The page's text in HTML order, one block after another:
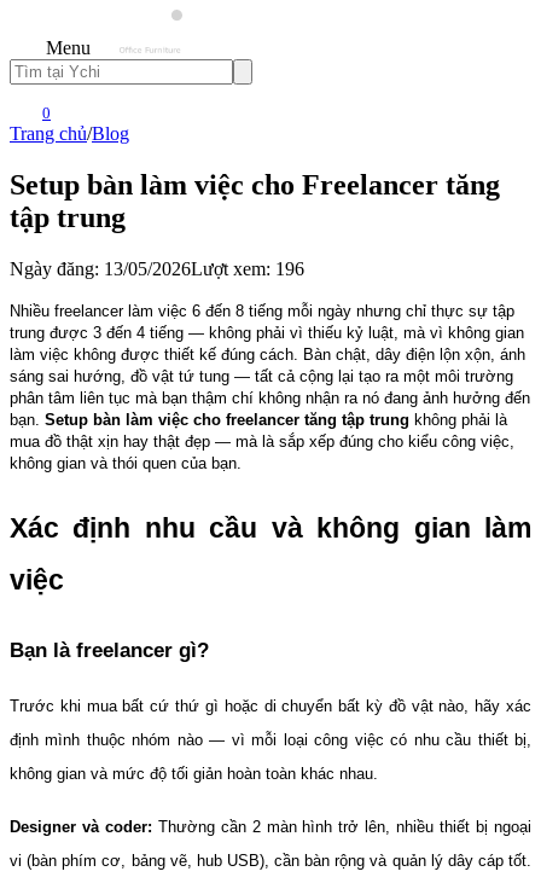
Menu
0
Trang chủ/Blog
Setup bàn làm việc cho Freelancer tăng
tập trung
Ngày đăng: 13/05/2026Lượt xem: 196
Nhiều freelancer làm việc 6 đến 8 tiếng mỗi ngày nhưng chỉ thực sự tập
trung được 3 đến 4 tiếng — không phải vì thiếu kỷ luật, mà vì không gian
làm việc không được thiết kế đúng cách. Bàn chật, dây điện lộn xộn, ánh
sáng sai hướng, đồ vật tứ tung — tất cả cộng lại tạo ra một môi trường
phân tâm liên tục mà bạn thậm chí không nhận ra nó đang ảnh hưởng đến
bạn. Setup bàn làm việc cho freelancer tăng tập trung không phải là
mua đồ thật xịn hay thật đẹp — mà là sắp xếp đúng cho kiểu công việc,
không gian và thói quen của bạn.
Xác định nhu cầu và không gian làm
việc
Bạn là freelancer gì?
Trước khi mua bất cứ thứ gì hoặc di chuyển bất kỳ đồ vật nào, hãy xác
định mình thuộc nhóm nào — vì mỗi loại công việc có nhu cầu thiết bị,
không gian và mức độ tối giản hoàn toàn khác nhau.
Designer và coder: Thường cần 2 màn hình trở lên, nhiều thiết bị ngoại
vi (bàn phím cơ, bảng vẽ, hub USB), cần bàn rộng và quản lý dây cáp tốt.